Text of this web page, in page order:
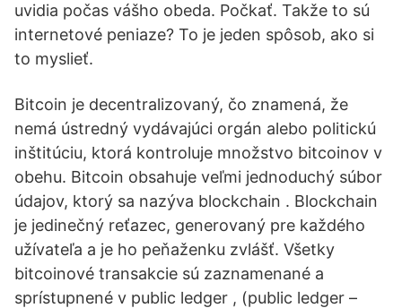
uvidia počas vášho obeda. Počkať. Takže to sú
internetové peniaze? To je jeden spôsob, ako si
to myslieť.
Bitcoin je decentralizovaný, čo znamená, že
nemá ústredný vydávajúci orgán alebo politickú
inštitúciu, ktorá kontroluje množstvo bitcoinov v
obehu. Bitcoin obsahuje veľmi jednoduchý súbor
údajov, ktorý sa nazýva blockchain . Blockchain
je jedinečný reťazec, generovaný pre každého
užívateľa a je ho peňaženku zvlášť. Všetky
bitcoinové transakcie sú zaznamenané a
sprístupnené v public ledger , (public ledger –